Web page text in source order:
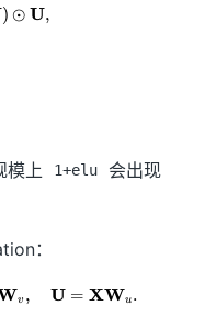
\mathbf O &=
) ⊙ U,
模上 1+elu
会出现
：
O=(\mathbf
v , U = XWu .